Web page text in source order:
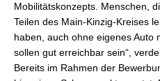
Mobilitätskonzepts. Menschen,
Teilen des Main-Kinzig-Kreises
haben, auch ohne eigenes Auto
sollen gut erreichbar sein“,
Bereits im Rahmen der